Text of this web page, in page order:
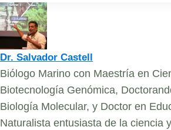
Dr. Salvador Castell
Biólogo Marino con Maestría en
Biotecnología Genómica,
Biología Molecular, y Doctor en
Naturalista entusiasta de la ciencia